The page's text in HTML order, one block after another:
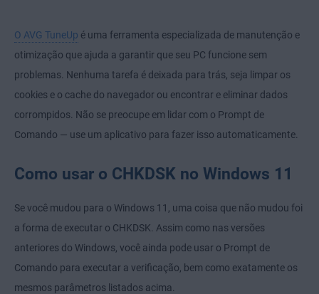
O AVG TuneUp é uma ferramenta especializada de manutenção e
otimização que ajuda a garantir que seu PC funcione sem
problemas. Nenhuma tarefa é deixada para trás, seja limpar os
cookies e o cache do navegador ou encontrar e eliminar dados
corrompidos. Não se preocupe em lidar com o Prompt de
Comando — use um aplicativo para fazer isso automaticamente.
Como usar o CHKDSK no Windows 11
Se você mudou para o Windows 11, uma coisa que não mudou foi
a forma de executar o CHKDSK. Assim como nas versões
anteriores do Windows, você ainda pode usar o Prompt de
Comando para executar a verificação, bem como exatamente os
mesmos parâmetros listados acima.